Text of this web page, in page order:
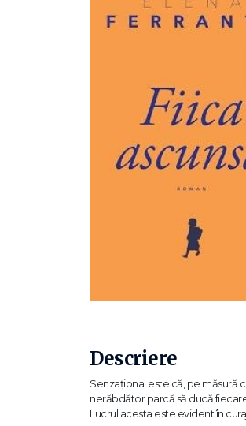
Descriere
Senzațional este că, pe măsură
nerăbdător parcă să ducă
Lucrul acesta este evident în